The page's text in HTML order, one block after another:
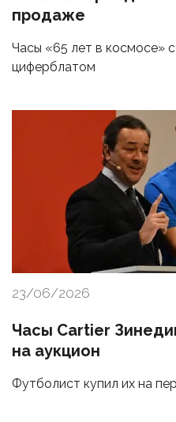
продаже
Часы «65 лет в космосе»
циферблатом
23/06/2026
Часы Cartier
на аукцион
Футболист купил их на